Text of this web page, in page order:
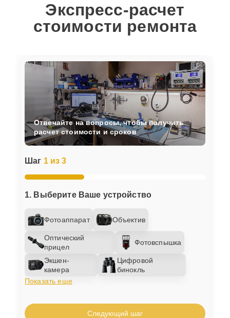
Экспресс-расчет
стоимости ремонта
Шаг 1 из 3
1. Выберите Ваше устройство
Фотоаппарат Объектив
Оптический
прицел
Фотовспышка
Экшен-
камера
Цифровой
бинокль
Показать еще
Отвечайте на вопросы, чтобы получить
расчет стоимости и сроков
Следующий шаг